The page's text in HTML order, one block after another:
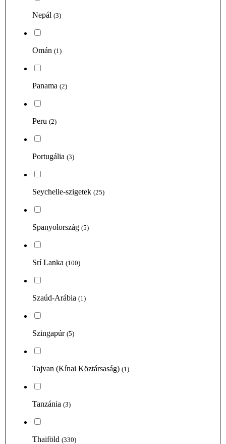
Nepál (3)
Omán (1)
Panama (2)
Peru (2)
Portugália (3)
Seychelle-szigetek (25)
Spanyolország (5)
Srí Lanka (100)
Szaúd-Arábia (1)
Szingapúr (5)
Tajvan (Kínai Köztársaság) (1)
Tanzánia (3)
Thaiföld (330)